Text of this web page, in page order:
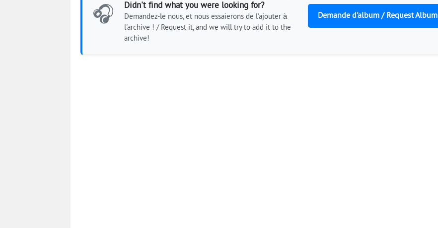
🎧
Didn't find what you were looking for?
Demandez-le nous, et nous essaierons de l'ajouter à
l'archive ! / Request it, and we will try to add it to the
archive!
Demande d'album / Request Album